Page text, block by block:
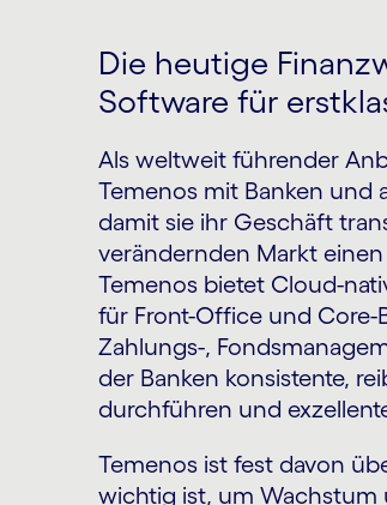
Die heutige
Software für
Als weltweit führender
Temenos mit Banken und
damit sie ihr Geschäft
verändernden Markt
Temenos bietet Cloud-
für Front-Office und
Zahlungs-,
der Banken konsistente,
durchführen und
Temenos ist fest davon
wichtig ist, um Wachstum